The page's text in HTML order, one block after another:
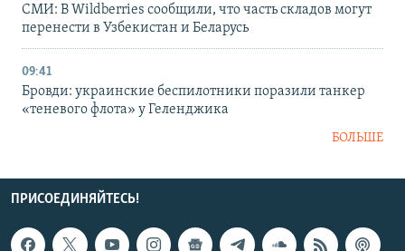
СМИ: В Wildberries сообщили, что часть складов могут
перенести в Узбекистан и Беларусь
09:41
Бровди: украинские беспилотники поразили танкер
«теневого флота» у Геленджика
БОЛЬШЕ
ПРИСОЕДИНЯЙТЕСЬ!